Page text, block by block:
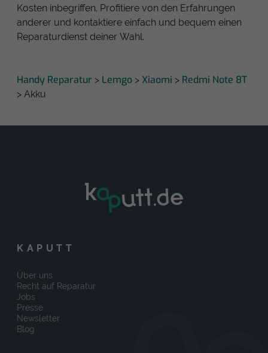
Kosten inbegriffen. Profitiere von den Erfahrungen
anderer und kontaktiere einfach und bequem einen
Reparaturdienst deiner Wahl.
Handy Reparatur > Lemgo > Xiaomi > Redmi Note 8T
> Akku
KAPUTT
Über uns
Recht auf Reparatur
Jobs
Presse
Newsletter
Blog